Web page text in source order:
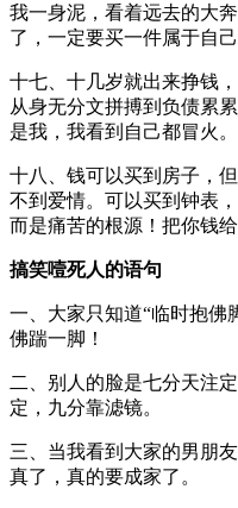
我一身泥，看着远去的大
了，一定要买一件属于自己
十七、十几岁就出来挣钱
从身无分文拼搏到负债累
是我，我看到自己都冒火。
十八、钱可以买到房子，
不到爱情。可以买到钟表
而是痛苦的根源！把你钱
搞笑噎死人的语句
一、大家只知道“临时抱佛
佛踹一脚！
二、别人的脸是七分天注
定，九分靠滤镜。
三、当我看到大家的男朋
真了，真的要成家了。